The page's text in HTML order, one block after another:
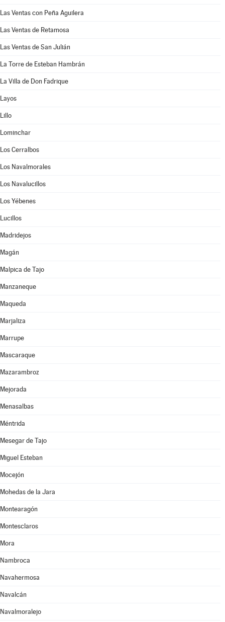
Las Ventas con Peña Aguilera
Las Ventas de Retamosa
Las Ventas de San Julián
La Torre de Esteban Hambrán
La Villa de Don Fadrique
Layos
Lillo
Lominchar
Los Cerralbos
Los Navalmorales
Los Navalucillos
Los Yébenes
Lucillos
Madridejos
Magán
Malpica de Tajo
Manzaneque
Maqueda
Marjaliza
Marrupe
Mascaraque
Mazarambroz
Mejorada
Menasalbas
Méntrida
Mesegar de Tajo
Miguel Esteban
Mocejón
Mohedas de la Jara
Montearagón
Montesclaros
Mora
Nambroca
Navahermosa
Navalcán
Navalmoralejo